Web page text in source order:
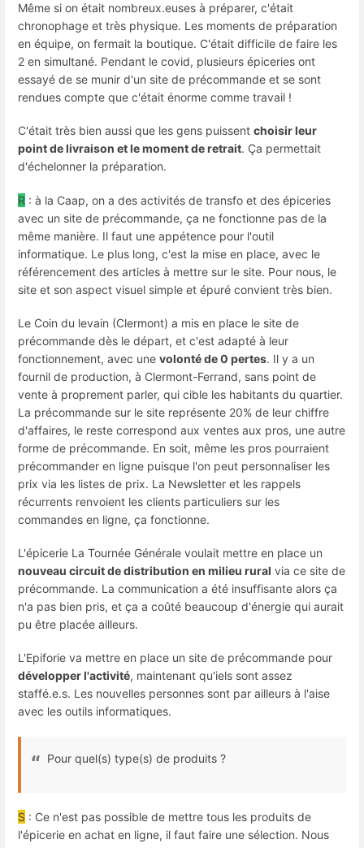
Même si on était nombreux.euses à préparer, c'était
chronophage et très physique. Les moments de préparation
en équipe, on fermait la boutique. C'était difficile de faire les
2 en simultané. Pendant le covid, plusieurs épiceries ont
essayé de se munir d'un site de précommande et se sont
rendues compte que c'était énorme comme travail !
C'était très bien aussi que les gens puissent choisir leur
point de livraison et le moment de retrait. Ça permettait
d'échelonner la préparation.
R : à la Caap, on a des activités de transfo et des épiceries
avec un site de précommande, ça ne fonctionne pas de la
même manière. Il faut une appétence pour l'outil
informatique. Le plus long, c'est la mise en place, avec le
référencement des articles à mettre sur le site. Pour nous, le
site et son aspect visuel simple et épuré convient très bien.
Le Coin du levain (Clermont) a mis en place le site de
précommande dès le départ, et c'est adapté à leur
fonctionnement, avec une volonté de 0 pertes. Il y a un
fournil de production, à Clermont-Ferrand, sans point de
vente à proprement parler, qui cible les habitants du quartier.
La précommande sur le site représente 20% de leur chiffre
d'affaires, le reste correspond aux ventes aux pros, une autre
forme de précommande. En soit, même les pros pourraient
précommander en ligne puisque l'on peut personnaliser les
prix via les listes de prix. La Newsletter et les rappels
récurrents renvoient les clients particuliers sur les
commandes en ligne, ça fonctionne.
L'épicerie La Tournée Générale voulait mettre en place un
nouveau circuit de distribution en milieu rural via ce site de
précommande. La communication a été insuffisante alors ça
n'a pas bien pris, et ça a coûté beaucoup d'énergie qui aurait
pu être placée ailleurs.
L'Epiforie va mettre en place un site de précommande pour
développer l'activité, maintenant qu'iels sont assez
staffé.e.s. Les nouvelles personnes sont par ailleurs à l'aise
avec les outils informatiques.
Pour quel(s) type(s) de produits ?
S : Ce n'est pas possible de mettre tous les produits de
l'épicerie en achat en ligne, il faut faire une sélection. Nous